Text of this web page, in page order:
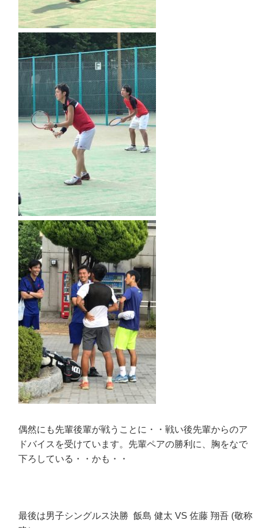
偶然にも先輩後輩が戦うことに・・戦い後先輩からのア
ドバイスを受けています。先輩ペアの勝利に、胸をなで
下ろしている・・かも・・
最後は男子シングルス決勝 飯島 健太 VS 佐藤 翔吾 (敬称